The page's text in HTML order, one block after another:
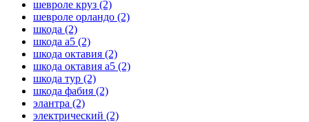
шевроле круз (2)
шевроле орландо (2)
шкода (2)
шкода а5 (2)
шкода октавия (2)
шкода октавия а5 (2)
шкода тур (2)
шкода фабия (2)
элантра (2)
электрический (2)